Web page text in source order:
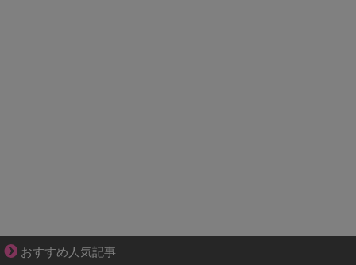
おすすめ人気記事
妻が嫌すぎて壊れていった、ある夫の現実